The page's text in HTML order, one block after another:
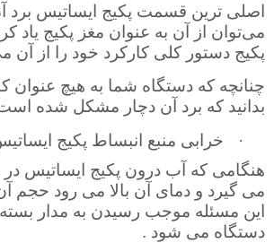
اصلی ترین قسمت پکیج ایساتیس
می‌توان از آن به عنوان مغز پکیج یاد
پکیج دستور کلی کارکرد خود را از آن
چنانچه که دستگاه شما به هیچ عنوان
بدانید که برد آن دچار مشکل شده
·
خرابی منبع انبساط پکیج
هنگامی که آب درون پکیج ایساتیس در
می گیرد و دمای آن بالا می رود حجم
این مسئله موجب رسیدن به مدار
دستگاه می شود .